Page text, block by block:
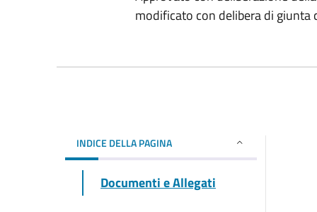
modificato con delibera di giunta
INDICE DELLA PAGINA
Documenti e Allegati